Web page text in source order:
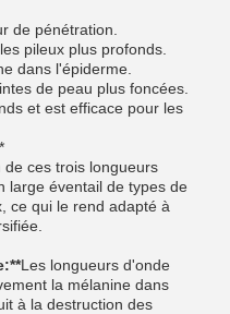
de pénétration.
pileux plus profonds.
dans l'épiderme.
de peau plus foncées.
et est efficace pour les
de ces trois longueurs
large éventail de types de
ce qui le rend adapté à
Les longueurs d'onde
la mélanine dans
à la destruction des